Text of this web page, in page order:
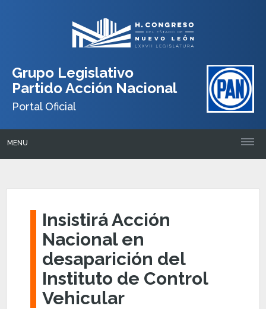
Grupo Legislativo
Partido Acción Nacional
Portal Oficial
MENU
Insistirá Acción
Nacional en
desaparición del
Instituto de Control
Vehicular